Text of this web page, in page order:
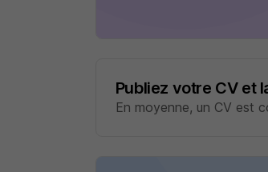
Publiez votre CV et
En moyenne, un CV est